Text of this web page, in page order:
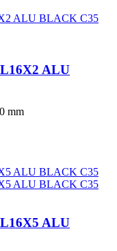
ALU
mm
ALU